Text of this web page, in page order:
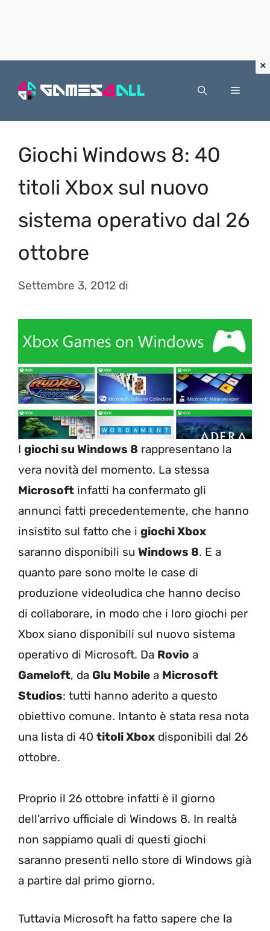
Menu
Giochi Windows 8: 40
titoli Xbox sul nuovo
sistema operativo dal 26
ottobre
Settembre 3, 2012 di
I giochi su Windows 8 rappresentano la
vera novità del momento. La stessa
Microsoft infatti ha confermato gli
annunci fatti precedentemente, che hanno
insistito sul fatto che i giochi Xbox
saranno disponibili su Windows 8. E a
quanto pare sono molte le case di
produzione videoludica che hanno deciso
di collaborare, in modo che i loro giochi per
Xbox siano disponibili sul nuovo sistema
operativo di Microsoft. Da Rovio a
Gameloft, da Glu Mobile a Microsoft
Studios: tutti hanno aderito a questo
obiettivo comune. Intanto è stata resa nota
una lista di 40 titoli Xbox disponibili dal 26
ottobre.
Proprio il 26 ottobre infatti è il giorno
dell’arrivo ufficiale di Windows 8. In realtà
non sappiamo quali di questi giochi
saranno presenti nello store di Windows già
a partire dal primo giorno.
Tuttavia Microsoft ha fatto sapere che la